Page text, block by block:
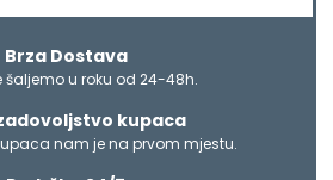
Brza Dostava
šaljemo u roku od 24-48h.
kupaca
nam je na prvom mjestu.